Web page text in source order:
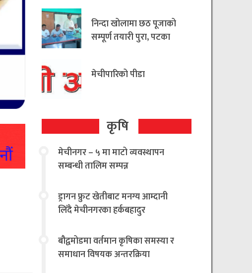
निन्दा खोलामा छठ पूजाको
सम्पूर्ण तयारी पुरा, पटका
मेचीपारिको पीडा
कृषि
मेचीनगर – ५ मा माटो व्यवस्थापन
सम्बन्धी तालिम सम्पन्न
ड्रागन फ्रुट खेतीबाट मनग्य आम्दानी
लिँदै मेचीनगरका हर्कबहादुर
बौद्वमोडमा वर्तमान कृषिका समस्या र
समाधान विषयक अन्तरक्रिया